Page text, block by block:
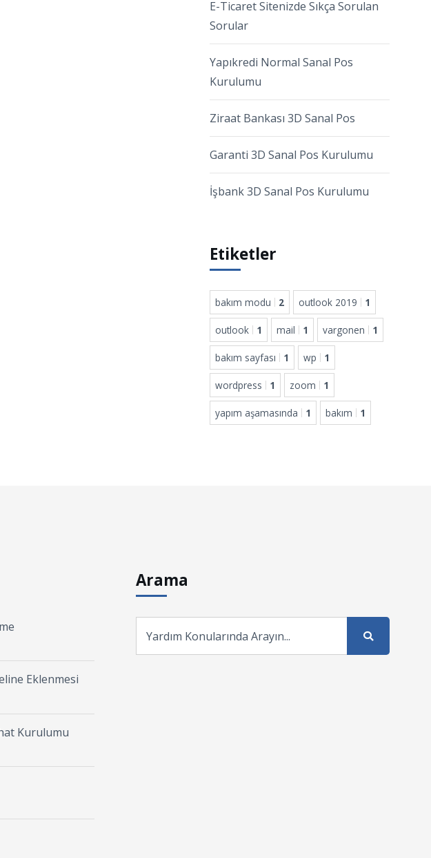
E-Ticaret Sitenizde Sıkça Sorulan
Sorular
Yapıkredi Normal Sanal Pos
Kurulumu
Ziraat Bankası 3D Sanal Pos
Garanti 3D Sanal Pos Kurulumu
İşbank 3D Sanal Pos Kurulumu
Etiketler
bakım modu 2 outlook 2019 1
outlook 1 mail 1 vargonen 1
bakım sayfası 1 wp 1
wordpress 1 zoom 1
yapım aşamasında 1 bakım 1
Eklenmesi
Kurulumu
Arama